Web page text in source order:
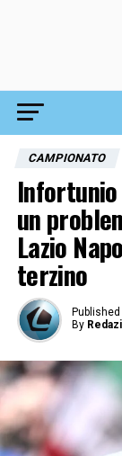
CAMPIONATO
un
Lazio
terzino
Published
By